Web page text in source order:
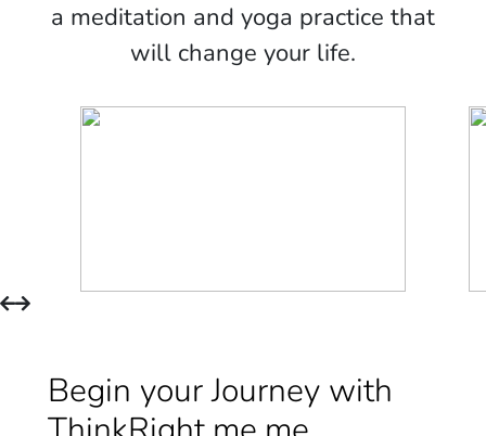
a meditation and yoga practice that
will change your life.
Begin your Journey with